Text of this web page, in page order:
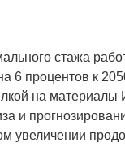
стажа
6 процентов к
на материалы
и
увеличении